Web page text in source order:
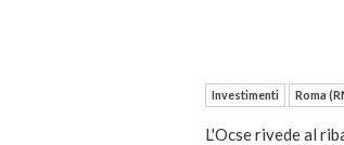
Investimenti Roma
L'Ocse rivede al